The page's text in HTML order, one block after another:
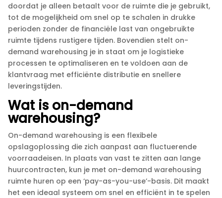
doordat je alleen betaalt voor de ruimte die je gebruikt,
tot de mogelijkheid om snel op te schalen in drukke
perioden zonder de financiële last van ongebruikte
ruimte tijdens rustigere tijden.​ Bovendien stelt on-
demand warehousing je in staat om je logistieke
processen te optimaliseren en te voldoen aan de
klantvraag met efficiënte distributie en snellere
leveringstijden.​
Wat is on-demand
warehousing?
On-demand warehousing is een flexibele
opslagoplossing die zich aanpast aan fluctuerende
voorraadeisen.​ In plaats van vast te zitten aan lange
huurcontracten, kun je met on-demand warehousing
ruimte huren op een ‘pay-as-you-use’-basis.​ Dit maakt
het een ideaal systeem om snel en efficiënt in te spelen